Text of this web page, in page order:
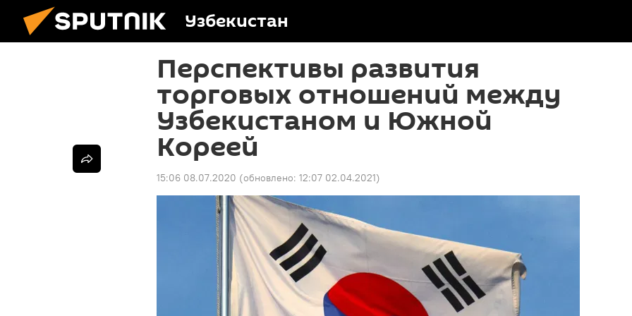
Узбекистан
Перспективы развития
торговых отношений между
Узбекистаном и Южной
Кореей
15:06 08.07.2020 (обновлено: 12:07 02.04.2021)